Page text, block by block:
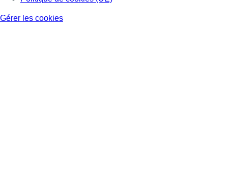
Gérer les cookies